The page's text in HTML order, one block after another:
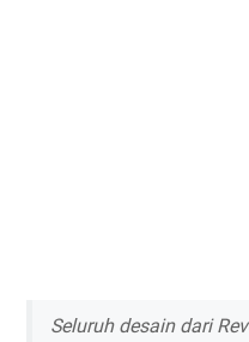
Seluruh desain dari